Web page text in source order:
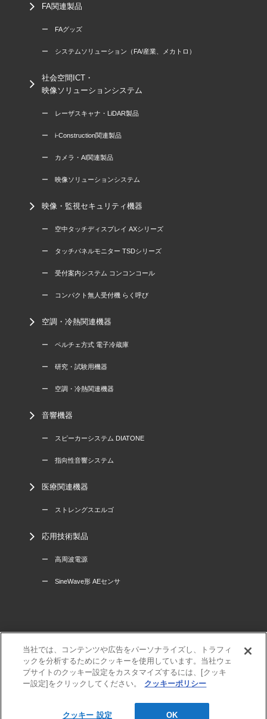
FA関連製品
ー FAグッズ
ー システムソリューション（FA/産業、メカトロ）
社会空間ICT・
映像ソリューションシステム
ー レーザスキャナ・LiDAR製品
ー i-Construction関連製品
ー カメラ・AI関連製品
ー 映像ソリューションシステム
映像・監視セキュリティ機器
ー 空中タッチディスプレイ AXシリーズ
ー タッチパネルモニター TSDシリーズ
ー 受付案内システム コンコンコール
ー コンパクト無人受付機 らく呼び
空調・冷熱関連機器
ー ペルチェ方式 電子冷蔵庫
ー 研究・試験用機器
ー 空調・冷熱関連機器
音響機器
ー スピーカーシステム DIATONE
ー 指向性音響システム
医療関連機器
ー ストレングスエルゴ
応用技術製品
ー 高周波電源
ー SineWave形 AEセンサ
三菱電機
利用規程
個人情報保護方針
当社では、コンテンツや広告をパーソナライズし、トラフィ
ックを分析するためにクッキーを使用しています。当社ウェ
ブサイトのクッキー設定をカスタマイズするには、[クッキ
ー設定]をクリックしてください。
クッキーポリシー
クッキー 設定 OK